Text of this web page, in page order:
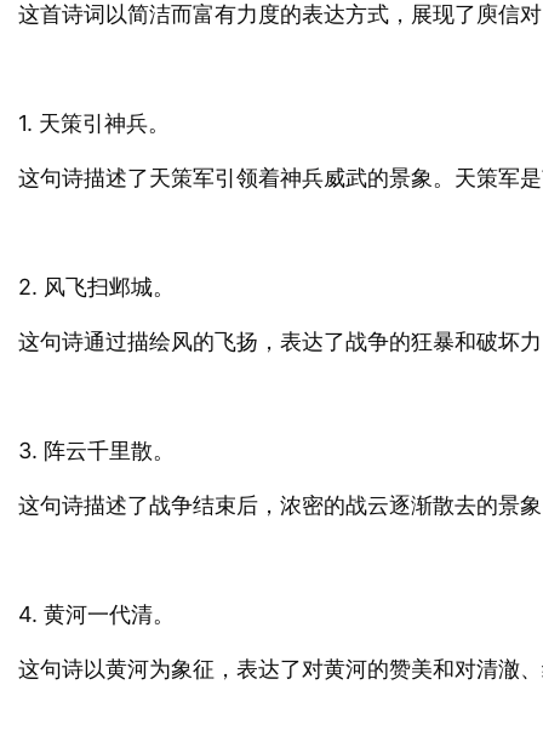
这首诗词以简洁而富有力度的表达方式，展现了庾信
1. 天策引神兵。
这句诗描述了天策军引领着神兵威武的景象。天策军
2. 风飞扫邺城。
这句诗通过描绘风的飞扬，表达了战争的狂暴和破坏
3. 阵云千里散。
这句诗描述了战争结束后，浓密的战云逐渐散去的景
4. 黄河一代清。
这句诗以黄河为象征，表达了对黄河的赞美和对清澈